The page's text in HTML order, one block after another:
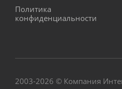
Политика
конфиденциальности
2003-2026 © Компания